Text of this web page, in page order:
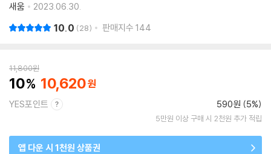
새움
2023.06.30.
10.0 28 판매지수 144
11,800원
10 10,620
YES포인트 590원 (5%)
5만원 이상 구매 시 2천원 추가 적립
앱 다운 시 1천원 상품권